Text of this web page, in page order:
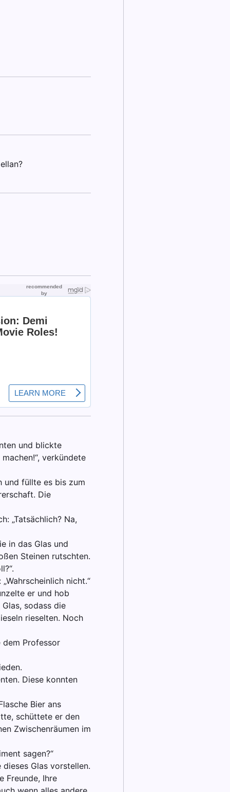
und blickte
verkündete
und füllte es bis zum
Die
„Tatsächlich? Na,
in das Glas und
Steinen rutschten.
nicht.“
er und hob
sodass die
rieselten. Noch
dem Professor
Diese konnten
Bier ans
schüttete er den
Zwischenräumen im
sagen?“
dieses Glas vorstellen.
Freunde, Ihre